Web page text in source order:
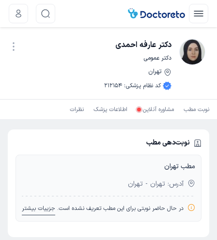
دکتر عارفه احمدی
دکتر عمومی
تهران
کد نظام پزشکی:
212154
نوبت مطب مشاوره آنلاین اطلاعات پزشک نظرات
نوبت‌دهی مطب
مطب تهران
آدرس: تهران - تهران
در حال حاضر نوبتی برای این مطب تعریف نشده است. جزییات بیشتر